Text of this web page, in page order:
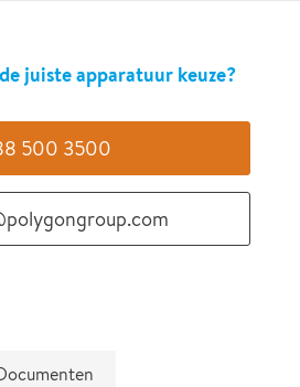
juiste apparatuur keuze?
500 3500